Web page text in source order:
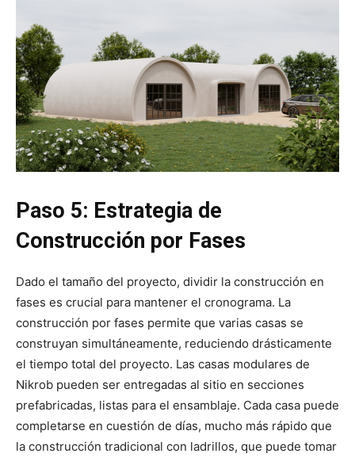
Paso 5: Estrategia de
Construcción por Fases
Dado el tamaño del proyecto, dividir la construcción en
fases es crucial para mantener el cronograma. La
construcción por fases permite que varias casas se
construyan simultáneamente, reduciendo drásticamente
el tiempo total del proyecto. Las casas modulares de
Nikrob pueden ser entregadas al sitio en secciones
prefabricadas, listas para el ensamblaje. Cada casa puede
completarse en cuestión de días, mucho más rápido que
la construcción tradicional con ladrillos, que puede tomar